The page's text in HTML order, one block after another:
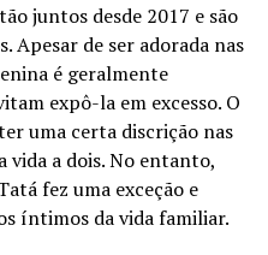
juntos desde 2017 e são
Apesar de ser adorada nas
é geralmente
expô-la em excesso. O
uma certa discrição nas
vida a dois. No entanto,
fez uma exceção e
íntimos da vida familiar.